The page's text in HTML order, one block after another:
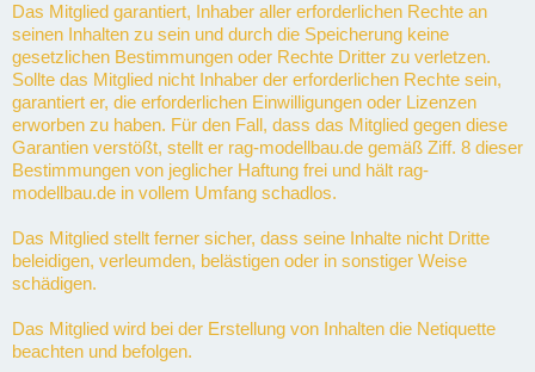
Das Mitglied garantiert, Inhaber aller erforderlichen Rechte an
seinen Inhalten zu sein und durch die Speicherung keine
gesetzlichen Bestimmungen oder Rechte Dritter zu verletzen.
Sollte das Mitglied nicht Inhaber der erforderlichen Rechte sein,
garantiert er, die erforderlichen Einwilligungen oder Lizenzen
erworben zu haben. Für den Fall, dass das Mitglied gegen diese
Garantien verstößt, stellt er rag-modellbau.de gemäß Ziff. 8 dieser
Bestimmungen von jeglicher Haftung frei und hält rag-
modellbau.de in vollem Umfang schadlos.
Das Mitglied stellt ferner sicher, dass seine Inhalte nicht Dritte
beleidigen, verleumden, belästigen oder in sonstiger Weise
schädigen.
Das Mitglied wird bei der Erstellung von Inhalten die Netiquette
beachten und befolgen.